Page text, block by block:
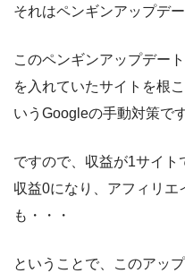
それはペンギンアップデー
このペンギンアップデー
を入れていたサイトを根
いうGoogleの手動対策です
ですので、収益が1サイト
収益0になり、アフィリ
も・・・
ということで、このアッ